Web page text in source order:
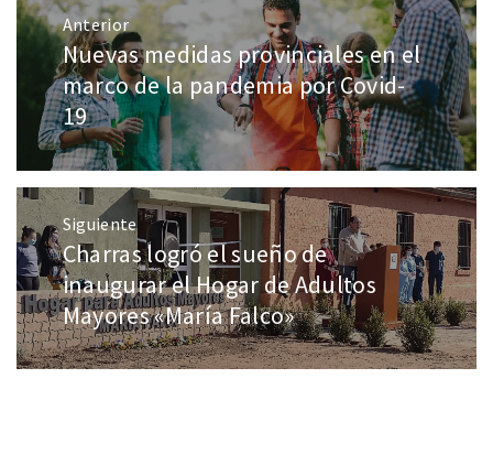
Anterior
Nuevas medidas provinciales en el
marco de la pandemia por Covid-
19
Siguiente
Charras logró el sueño de
inaugurar el Hogar de Adultos
Mayores «María Falco»